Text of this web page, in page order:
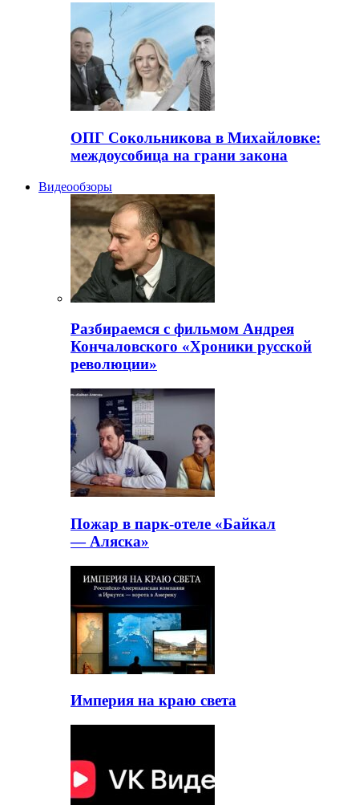
ОПГ Сокольникова в Михайловке:
междоусобица на грани закона
Видеообзоры
Разбираемся с фильмом Андрея
Кончаловского «Хроники русской
революции»
Пожар в парк-отеле «Байкал
— Аляска»
Империя на краю света